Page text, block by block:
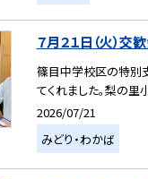
７月２１日（火）
篠目中学校区の特別
てくれました。梨の里
2026/07/21
みどり・わかば